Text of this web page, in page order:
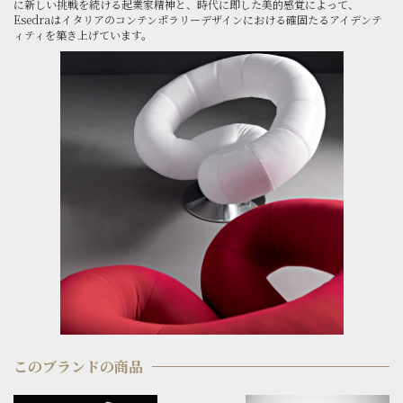
に新しい挑戦を続ける起業家精神と、時代に即した美的感覚によって、
Esedraはイタリアのコンテンポラリーデザインにおける確固たるアイデンテ
ィティを築き上げています。
このブランドの商品